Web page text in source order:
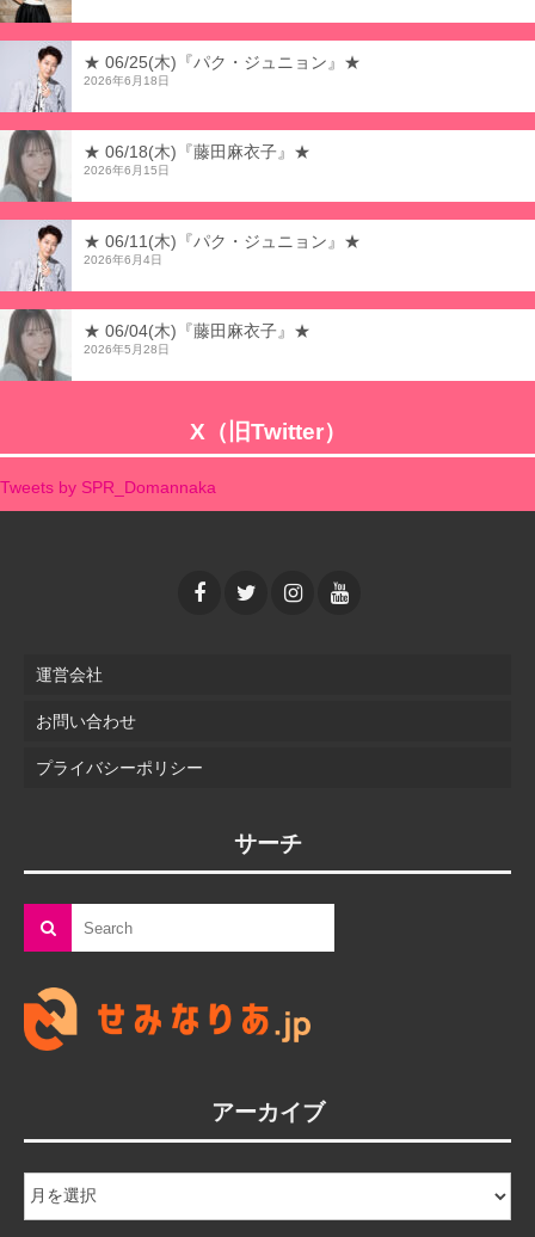
★ 06/25(木)『パク・ジュニョン』★
2026年6月18日
★ 06/18(木)『藤田麻衣子』★
2026年6月15日
★ 06/11(木)『パク・ジュニョン』★
2026年6月4日
★ 06/04(木)『藤田麻衣子』★
2026年5月28日
X（旧Twitter）
Tweets by SPR_Domannaka
運営会社
お問い合わせ
プライバシーポリシー
サーチ
アーカイブ
ア
ー